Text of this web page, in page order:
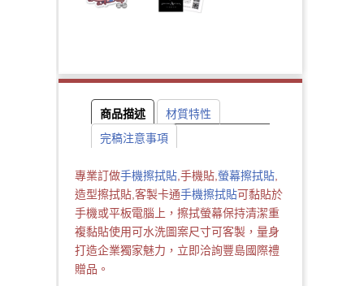
商品描述
材質特性
完稿注意事項
專業訂做手機擦拭貼,手機貼,螢幕擦拭貼,
造型擦拭貼,客製卡通手機擦拭貼可黏貼於
手機或平板電腦上，擦拭螢幕保持清潔重
複黏貼使用可水洗圖案尺寸可客製，量身
打造企業獨家魅力，立即洽詢豐島國際禮
贈品。